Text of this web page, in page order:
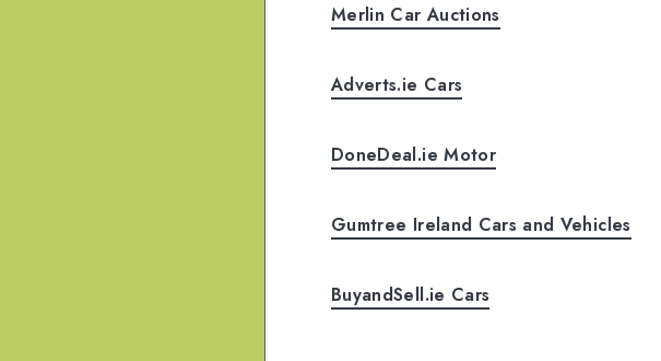
Merlin Car Auctions
Adverts.ie Cars
DoneDeal.ie Motor
Gumtree Ireland Cars and Vehicles
BuyandSell.ie Cars